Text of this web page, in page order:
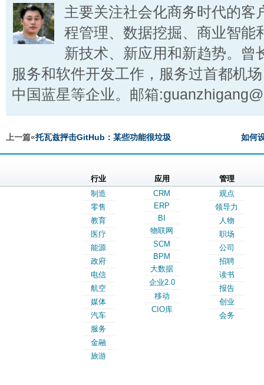
主要关注社会化商务时代的客
程管理、数据挖掘、商业智能
新技术、新应用和新趋势。曾
服务和软件开发工作，服务过首都机
中国蓝星等企业。邮箱
上一篇«托瓦兹抨击GitHub：某些功能很垃圾 如何
行业
制造
零售
教育
医疗
能源
政府
电信
航空
媒体
汽车
服务
金融
旅游
应用
CRM
ERP
BI
物联网
SCM
BPM
大数据
企业2.0
移动
CIO库
管理
观点
领导力
人物
职场
公司
招聘
读书
报告
创业
会务